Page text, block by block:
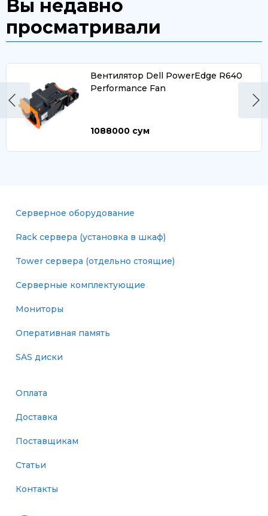
Вы недавно
просматривали
Вентилятор Dell PowerEdge R640
Performance Fan
1088000 сум
Серверное оборудование
Rack сервера (установка в шкаф)
Tower сервера (отдельно стоящие)
Серверные комплектующие
Мониторы
Оперативная память
SAS диски
Оплата
Доставка
Поставщикам
Статьи
Контакты